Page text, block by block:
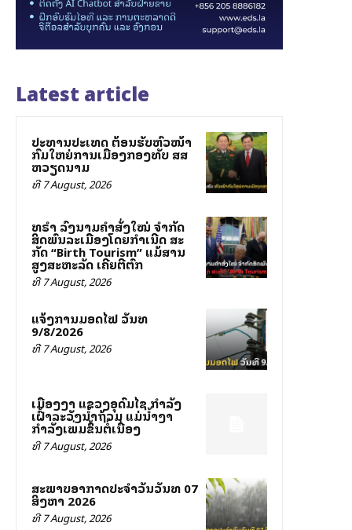
Latest article
ປະທານປະເທດ ຕ້ອນຮັບຫົວໜ້າ
ກົມໃຫຍ່ການເມືອງກອງທັບ ສສ
ຫວຽດນາມ
ທີ 7 August, 2026
ທຣຳ ລົງນາມຄຳສັ່ງໃໝ່ ຈຳກັດ
ສິດພົນລະເມືອງໂດຍກຳເນີດ ສະ
ກັດ “Birth Tourism” ແມ້ສານ
ສູງສະຫະລັດ ເຄີຍຕີຕົກ
ທີ 7 August, 2026
ແຈ້ງການມອດໄຟ ວັນທີ
9/8/2026
ທີ 7 August, 2026
ເມືອງງາ ແຂວງອຸດົມໄຊ ກຳລັງ
ເຝົ້າລະວັງນ້ຳຖ້ວມ ແມ່ນ້ຳງາ
ກຳລັງເພີ່ມຂຶ້ນຕໍ່ເນື່ອງ
ທີ 7 August, 2026
ສະພາບອາກາດປະຈຳວັນວັນທີ 07
ສິງຫາ 2026
ທີ 7 August, 2026